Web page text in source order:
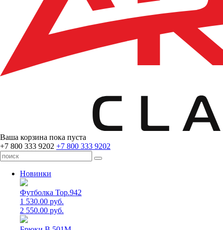
Ваша корзина пока пуста
+7 800 333 9202 +7 800 333 9202
Новинки
Футболка Top.942
1 530.00 руб.
2 550.00 руб.